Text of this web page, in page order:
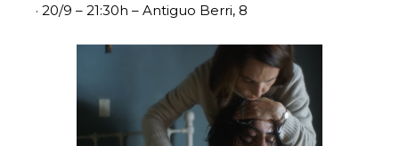
· 20/9 – 21:30h – Antiguo Berri, 8